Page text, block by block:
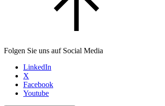
Folgen Sie uns auf Social Media
LinkedIn
X
Facebook
Youtube